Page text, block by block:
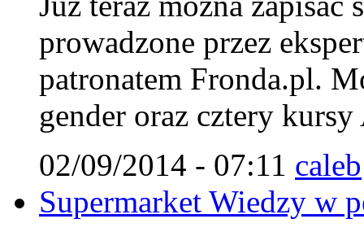
prowadzone przez
patronatem Fronda.pl.
gender oraz cztery
02/09/2014 - 07:11 caleb
Supermarket Wiedzy w